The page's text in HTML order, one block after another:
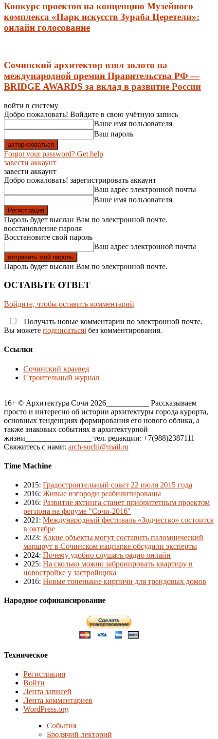
Конкурс проектов на концепцию Музейного
комплекса «Парк искусств Зураба Церетели»:
онлайн голосование
Сочинский архитектор взял золото на
международной премии Правительства РФ —
BRIDGE AWARDS за вклад в развитие России
войти в систему
Добро пожаловать! Войдите в свою учётную запись
Ваше имя пользователя
Ваш пароль
Forgot your password? Get help
завести аккаунт
завести аккаунт
Добро пожаловать! зарегистрировать аккаунт
Ваш адрес электронной почты
Ваше имя пользователя
Пароль будет выслан Вам по электронной почте.
восстановление пароля
Восстановите свой пароль
Ваш адрес электронной почты
Пароль будет выслан Вам по электронной почте.
ОСТАВЬТЕ ОТВЕТ
Войдите, чтобы оставить комментарий
Получать новые комментарии по электронной почте.
Вы можете подписатьсяi без комментирования.
Ссылки
Сочинский краевед
Строительный журнал
16+ © Архитектура Сочи 2026___________ Рассказываем
просто и интересно об истории архитектуры города курорта,
основных тенденциях формирования его нового облика, а
также знаковых событиях в архитектурной
жизни_________________ тел. редакции: +7(988)2387111
Свяжитесь с нами: arch-sochi@mail.ru
Time Machine
2015: Градостроительный совет 22 июля 2015 года
2016: Живые изгороди реабилитированы
2016: Развитие яхтинга станет приоритетным проектом
региона на форуме "Сочи-2016"
2021 : Международный фестиваль «Зодчество» состоится
в октябре
2023: Какие объекты могут составить паломнический
маршрут в Сочинском нацпарке обсудили эксперты
2024: Почему удобно слушать радио онлайн
2025: На сколько можно забронировать квартиру в
новостройке у застройщика
2016: Новые тоненькие кирпичи для трендовых домов
Народное софинансирование
Техническое
Регистрация
Войти
Лента записей
Лента комментариев
WordPress.org
События
Бродячий лекторий